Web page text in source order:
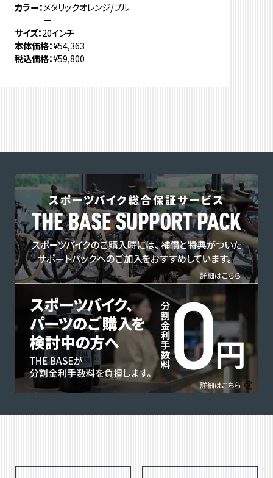
カラー メタリックオレンジ/ブル
ー
サイズ 20インチ
本体価格 ¥54,363
税込価格 ¥59,800